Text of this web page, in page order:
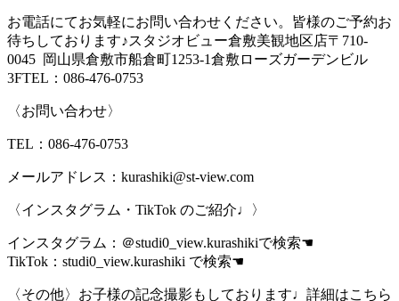
お電話にてお気軽にお問い合わせください。皆様のご予約お
待ちしております♪スタジオビュー倉敷美観地区店〒710-
0045 岡山県倉敷市船倉町1253-1倉敷ローズガーデンビル
3FTEL：086-476-0753
〈お問い合わせ〉
TEL：086-476-0753
メールアドレス：kurashiki@st-view.com
〈インスタグラム・TikTok のご紹介♩〉
インスタグラム：＠studi0_view.kurashikiで検索☚
TikTok：studi0_view.kurashiki で検索☚
〈その他〉お子様の記念撮影もしております♩詳細はこちら